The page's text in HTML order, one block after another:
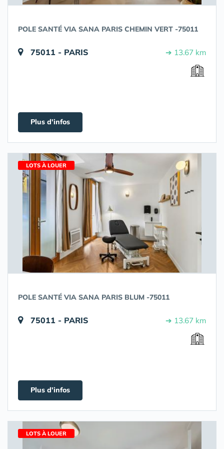
POLE SANTÉ VIA SANA PARIS CHEMIN VERT -75011
75011 - PARIS ➔ 13.67 km
Plus d'infos
LOTS À LOUER
POLE SANTÉ VIA SANA PARIS BLUM -75011
75011 - PARIS ➔ 13.67 km
Plus d'infos
LOTS À LOUER